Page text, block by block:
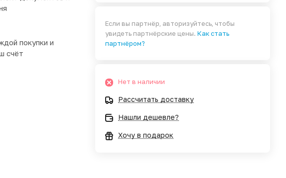
покупки и
счёт
Если вы партнёр, авторизуйтесь, чтобы
увидеть партнёрские цены.Как стать
партнёром?
Нет в наличии
Рассчитать доставку
Нашли дешевле?
Хочу в подарок